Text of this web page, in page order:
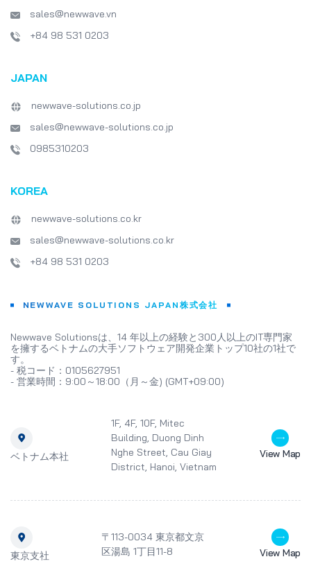
sales@newwave.vn
+84 98 531 0203
JAPAN
newwave-solutions.co.jp
sales@newwave-solutions.co.jp
0985310203
KOREA
newwave-solutions.co.kr
sales@newwave-solutions.co.kr
+84 98 531 0203
NEWWAVE SOLUTIONS JAPAN株式会社
Newwave Solutionsは、14 年以上の経験と300人以上のIT専門家
を擁するベトナムの大手ソフトウェア開発企業トップ10社の1社で
す。
- 税コード：0105627951
- 営業時間：9:00～18:00（月～金) (GMT+09:00)
ベトナム本社
1F, 4F, 10F, Mitec
Building, Duong Dinh
Nghe Street, Cau Giay
District, Hanoi, Vietnam
View Map
東京支社
〒113-0034 東京都文京
区湯島 1丁目11-8
View Map